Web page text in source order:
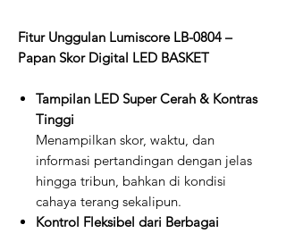
Fitur Unggulan Lumiscore LB-0804 –
Papan Skor Digital LED BASKET
Tampilan LED Super Cerah & Kontras
Tinggi
Menampilkan skor, waktu, dan
informasi pertandingan dengan jelas
hingga tribun, bahkan di kondisi
cahaya terang sekalipun.
Kontrol Fleksibel dari Berbagai